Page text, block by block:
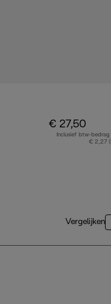
€ 27,50
Inclusief btw-bedrag
€ 2,27
Vergelijken